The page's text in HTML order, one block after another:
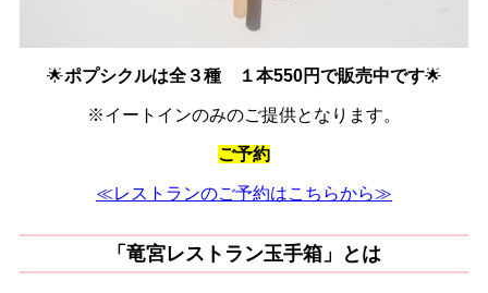
🌟ポプシクルは全３種 １本550円で販売中です🌟
※イートインのみのご提供となります。
ご予約
≪レストランのご予約はこちらから≫
「竜宮レストラン玉手箱」とは